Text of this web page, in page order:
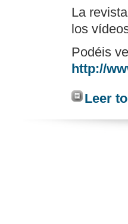
La revista
los
Podéis
http://
Leer